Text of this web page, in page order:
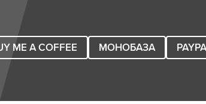
ME A COFFEE МОНОБАЗА